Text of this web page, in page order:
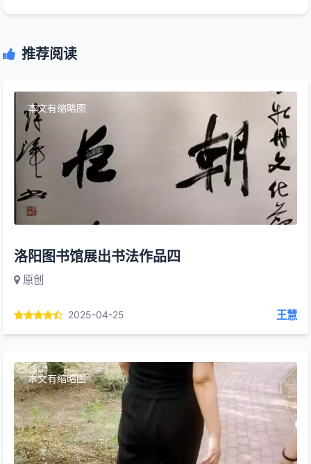
推荐阅读
本文有缩略图
洛阳图书馆展出书法作品四
原创
2025-04-25 王慧
本文有缩略图